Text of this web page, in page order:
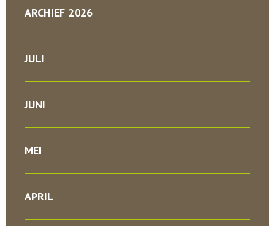
ARCHIEF 2026
JULI
JUNI
MEI
APRIL